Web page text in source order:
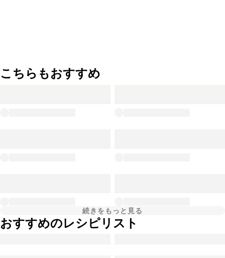
こちらもおすすめ
続きをもっと見る
おすすめのレシピリスト